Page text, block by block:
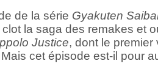
de la série Gyakuten
la saga des remakes et
Justice, dont le premier
cet épisode est-il pour